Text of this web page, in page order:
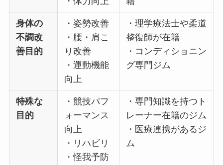
身体の
不調改
善目的
・姿勢改善
・腰・肩こ
り改善
・運動機能
向上
・理学療法士や柔道
整復師が在籍
・コンディショニン
グ専門ジム
特殊な
目的
・競技パフ
ォーマンス
向上
・リハビリ
・怪我予防
・専門知識を持つト
レーナー在籍のジム
・医療連携があるジ
ム